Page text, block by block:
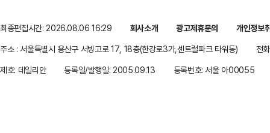
최종편집시간: 2026.08.06 16:29 회사소개 광고제휴문의
개인정보
주소 : 서울특별시 용산구 서빙고로 17, 18층(한강로3가,센트럴파크 타워동)
전
제호: 데일리안
등록일/발행일: 2005.09.13 등록번호: 서울 아00055